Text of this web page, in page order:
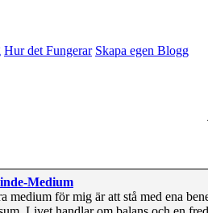
Hur det Fungerar Skapa egen Blogg
Medium
medium för mig är att stå med ena